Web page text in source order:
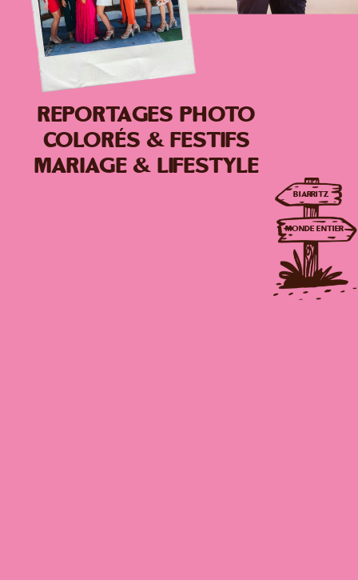
Biarritz
monde entier
Reportages photo
colorés & festifs
mariage & lifestyle